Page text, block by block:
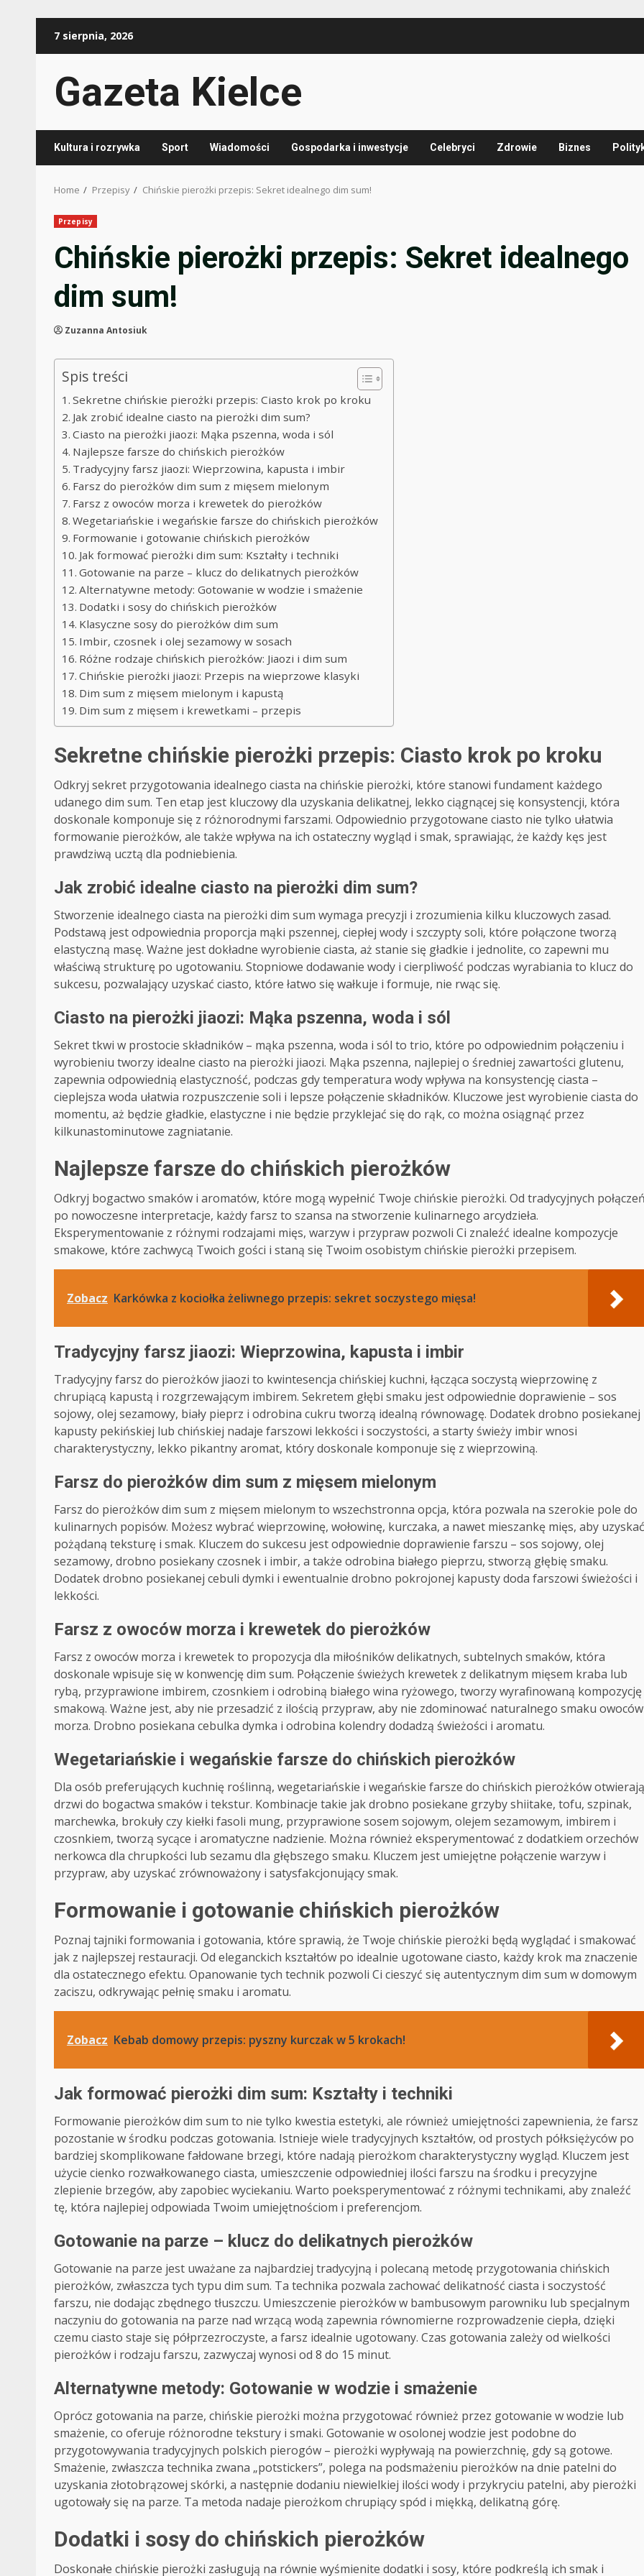
7 sierpnia, 2026
Gazeta Kielce
Kultura i rozrywka Sport Wiadomości Gospodarka i inwestycje Celebryci Zdrowie Biznes
Home Przepisy Chińskie pierożki przepis: Sekret idealnego dim sum!
Przepisy
Chińskie pierożki przepis: Sekret idealnego
dim sum!
Zuzanna Antosiuk
Spis treści
Sekretne chińskie pierożki przepis: Ciasto krok po kroku
Jak zrobić idealne ciasto na pierożki dim sum?
Ciasto na pierożki jiaozi: Mąka pszenna, woda i sól
Najlepsze farsze do chińskich pierożków
Tradycyjny farsz jiaozi: Wieprzowina, kapusta i imbir
Farsz do pierożków dim sum z mięsem mielonym
Farsz z owoców morza i krewetek do pierożków
Wegetariańskie i wegańskie farsze do chińskich pierożków
Formowanie i gotowanie chińskich pierożków
Jak formować pierożki dim sum: Kształty i techniki
Gotowanie na parze – klucz do delikatnych pierożków
Alternatywne metody: Gotowanie w wodzie i smażenie
Dodatki i sosy do chińskich pierożków
Klasyczne sosy do pierożków dim sum
Imbir, czosnek i olej sezamowy w sosach
Różne rodzaje chińskich pierożków: Jiaozi i dim sum
Chińskie pierożki jiaozi: Przepis na wieprzowe klasyki
Dim sum z mięsem mielonym i kapustą
Dim sum z mięsem i krewetkami – przepis
Sekretne chińskie pierożki przepis: Ciasto krok po kroku
Odkryj sekret przygotowania idealnego ciasta na chińskie pierożki, które stanowi fundament każdego
udanego dim sum. Ten etap jest kluczowy dla uzyskania delikatnej, lekko ciągnącej się konsystencji, która
doskonale komponuje się z różnorodnymi farszami. Odpowiednio przygotowane ciasto nie tylko ułatwia
formowanie pierożków, ale także wpływa na ich ostateczny wygląd i smak, sprawiając, że każdy kęs jest
prawdziwą ucztą dla podniebienia.
Jak zrobić idealne ciasto na pierożki dim sum?
Stworzenie idealnego ciasta na pierożki dim sum wymaga precyzji i zrozumienia kilku kluczowych zasad.
Podstawą jest odpowiednia proporcja mąki pszennej, ciepłej wody i szczypty soli, które połączone tworzą
elastyczną masę. Ważne jest dokładne wyrobienie ciasta, aż stanie się gładkie i jednolite, co zapewni mu
właściwą strukturę po ugotowaniu. Stopniowe dodawanie wody i cierpliwość podczas wyrabiania to klucz do
sukcesu, pozwalający uzyskać ciasto, które łatwo się wałkuje i formuje, nie rwąc się.
Ciasto na pierożki jiaozi: Mąka pszenna, woda i sól
Sekret tkwi w prostocie składników – mąka pszenna, woda i sól to trio, które po odpowiednim połączeniu i
wyrobieniu tworzy idealne ciasto na pierożki jiaozi. Mąka pszenna, najlepiej o średniej zawartości glutenu,
zapewnia odpowiednią elastyczność, podczas gdy temperatura wody wpływa na konsystencję ciasta –
cieplejsza woda ułatwia rozpuszczenie soli i lepsze połączenie składników. Kluczowe jest wyrobienie ciasta do
momentu, aż będzie gładkie, elastyczne i nie będzie przyklejać się do rąk, co można osiągnąć przez
kilkunastominutowe zagniatanie.
Najlepsze farsze do chińskich pierożków
Odkryj bogactwo smaków i aromatów, które mogą wypełnić Twoje chińskie pierożki. Od tradycyjnych
po nowoczesne interpretacje, każdy farsz to szansa na stworzenie kulinarnego arcydzieła.
Eksperymentowanie z różnymi rodzajami mięs, warzyw i przypraw pozwoli Ci znaleźć idealne kompozycje
smakowe, które zachwycą Twoich gości i staną się Twoim osobistym chińskie pierożki przepisem.
Zobacz Karkówka z kociołka żeliwnego przepis: sekret soczystego mięsa!
Tradycyjny farsz jiaozi: Wieprzowina, kapusta i imbir
Tradycyjny farsz do pierożków jiaozi to kwintesencja chińskiej kuchni, łącząca soczystą wieprzowinę z
chrupiącą kapustą i rozgrzewającym imbirem. Sekretem głębi smaku jest odpowiednie doprawienie – sos
sojowy, olej sezamowy, biały pieprz i odrobina cukru tworzą idealną równowagę. Dodatek drobno posiekanej
kapusty pekińskiej lub chińskiej nadaje farszowi lekkości i soczystości, a starty świeży imbir wnosi
charakterystyczny, lekko pikantny aromat, który doskonale komponuje się z wieprzowiną.
Farsz do pierożków dim sum z mięsem mielonym
Farsz do pierożków dim sum z mięsem mielonym to wszechstronna opcja, która pozwala na szerokie pole do
kulinarnych popisów. Możesz wybrać wieprzowinę, wołowinę, kurczaka, a nawet mieszankę mięs, aby uzyskać
pożądaną teksturę i smak. Kluczem do sukcesu jest odpowiednie doprawienie farszu – sos sojowy, olej
sezamowy, drobno posiekany czosnek i imbir, a także odrobina białego pieprzu, stworzą głębię smaku.
Dodatek drobno posiekanej cebuli dymki i ewentualnie drobno pokrojonej kapusty doda farszowi świeżości i
lekkości.
Farsz z owoców morza i krewetek do pierożków
Farsz z owoców morza i krewetek to propozycja dla miłośników delikatnych, subtelnych smaków, która
doskonale wpisuje się w konwencję dim sum. Połączenie świeżych krewetek z delikatnym mięsem kraba lub
rybą, przyprawione imbirem, czosnkiem i odrobiną białego wina ryżowego, tworzy wyrafinowaną kompozycję
smakową. Ważne jest, aby nie przesadzić z ilością przypraw, aby nie zdominować naturalnego smaku owoców
morza. Drobno posiekana cebulka dymka i odrobina kolendry dodadzą świeżości i aromatu.
Wegetariańskie i wegańskie farsze do chińskich pierożków
Dla osób preferujących kuchnię roślinną, wegetariańskie i wegańskie farsze do chińskich pierożków otwierają
drzwi do bogactwa smaków i tekstur. Kombinacje takie jak drobno posiekane grzyby shiitake, tofu, szpinak,
marchewka, brokuły czy kiełki fasoli mung, przyprawione sosem sojowym, olejem sezamowym, imbirem i
czosnkiem, tworzą sycące i aromatyczne nadzienie. Można również eksperymentować z dodatkiem orzechów
nerkowca dla chrupkości lub sezamu dla głębszego smaku. Kluczem jest umiejętne połączenie warzyw i
przypraw, aby uzyskać zrównoważony i satysfakcjonujący smak.
Formowanie i gotowanie chińskich pierożków
Poznaj tajniki formowania i gotowania, które sprawią, że Twoje chińskie pierożki będą wyglądać i smakować
jak z najlepszej restauracji. Od eleganckich kształtów po idealnie ugotowane ciasto, każdy krok ma znaczenie
dla ostatecznego efektu. Opanowanie tych technik pozwoli Ci cieszyć się autentycznym dim sum w domowym
zaciszu, odkrywając pełnię smaku i aromatu.
Zobacz Kebab domowy przepis: pyszny kurczak w 5 krokach!
Jak formować pierożki dim sum: Kształty i techniki
Formowanie pierożków dim sum to nie tylko kwestia estetyki, ale również umiejętności zapewnienia, że farsz
pozostanie w środku podczas gotowania. Istnieje wiele tradycyjnych kształtów, od prostych półksiężyców po
bardziej skomplikowane fałdowane brzegi, które nadają pierożkom charakterystyczny wygląd. Kluczem jest
użycie cienko rozwałkowanego ciasta, umieszczenie odpowiedniej ilości farszu na środku i precyzyjne
zlepienie brzegów, aby zapobiec wyciekaniu. Warto poeksperymentować z różnymi technikami, aby znaleźć
tę, która najlepiej odpowiada Twoim umiejętnościom i preferencjom.
Gotowanie na parze – klucz do delikatnych pierożków
Gotowanie na parze jest uważane za najbardziej tradycyjną i polecaną metodę przygotowania chińskich
pierożków, zwłaszcza tych typu dim sum. Ta technika pozwala zachować delikatność ciasta i soczystość
farszu, nie dodając zbędnego tłuszczu. Umieszczenie pierożków w bambusowym parowniku lub specjalnym
naczyniu do gotowania na parze nad wrzącą wodą zapewnia równomierne rozprowadzenie ciepła, dzięki
czemu ciasto staje się półprzezroczyste, a farsz idealnie ugotowany. Czas gotowania zależy od wielkości
pierożków i rodzaju farszu, zazwyczaj wynosi od 8 do 15 minut.
Alternatywne metody: Gotowanie w wodzie i smażenie
Oprócz gotowania na parze, chińskie pierożki można przygotować również przez gotowanie w wodzie lub
smażenie, co oferuje różnorodne tekstury i smaki. Gotowanie w osolonej wodzie jest podobne do
przygotowywania tradycyjnych polskich pierogów – pierożki wypływają na powierzchnię, gdy są gotowe.
Smażenie, zwłaszcza technika zwana „potstickers”, polega na podsmażeniu pierożków na dnie patelni do
uzyskania złotobrązowej skórki, a następnie dodaniu niewielkiej ilości wody i przykryciu patelni, aby pierożki
ugotowały się na parze. Ta metoda nadaje pierożkom chrupiący spód i miękką, delikatną górę.
Dodatki i sosy do chińskich pierożków
Doskonałe chińskie pierożki zasługują na równie wyśmienite dodatki i sosy, które podkreślą ich smak i